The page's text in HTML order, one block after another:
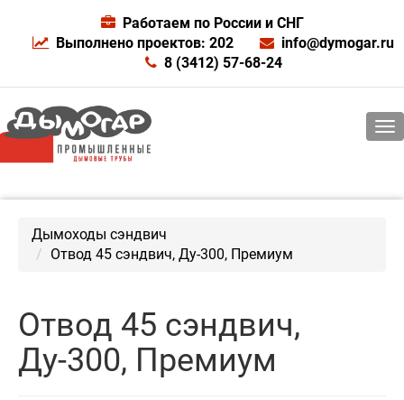
Работаем по России и СНГ
Выполнено проектов: 202
info@dymogar.ru
8 (3412) 57-68-24
Дымоходы сэндвич
Отвод 45 сэндвич, Ду-300, Премиум
Отвод 45 сэндвич,
Ду-300, Премиум